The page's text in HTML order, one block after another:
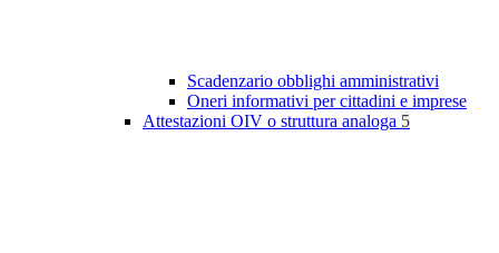
Scadenzario obblighi amministrativi
Oneri informativi per cittadini e imprese
Attestazioni OIV o struttura analoga 5